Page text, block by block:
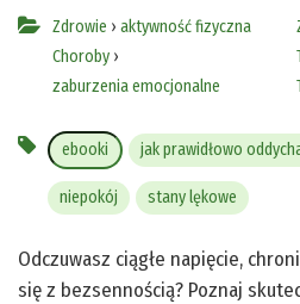
Zdrowie › aktywność fizyczna
Choroby ›
zaburzenia emocjonalne
ebooki jak prawidłowo
niepokój stany lękowe
Odczuwasz ciągłe napięcie,
się z bezsennością? Poznaj